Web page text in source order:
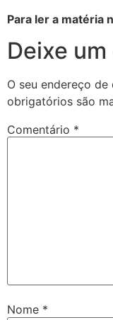
Para ler a matéria
Deixe
O seu endereço
obrigatórios são
Comentário *
Nome *